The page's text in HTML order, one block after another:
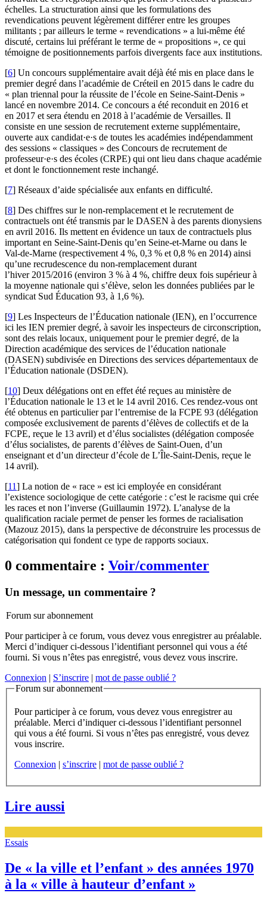
échelles. La structuration ainsi que les formulations des
revendications peuvent légèrement différer entre les groupes
militants ; par ailleurs le terme « revendications » a lui-même été
discuté, certains lui préférant le terme de « propositions », ce qui
témoigne de positionnements parfois divergents face aux institutions.
[6] Un concours supplémentaire avait déjà été mis en place dans le
premier degré dans l’académie de Créteil en 2015 dans le cadre du
« plan triennal pour la réussite de l’école en Seine-Saint-Denis »
lancé en novembre 2014. Ce concours a été reconduit en 2016 et
en 2017 et sera étendu en 2018 à l’académie de Versailles. Il
consiste en une session de recrutement externe supplémentaire,
ouverte aux candidat·e·s de toutes les académies indépendamment
des sessions « classiques » des Concours de recrutement de
professeur·e·s des écoles (CRPE) qui ont lieu dans chaque académie
et dont le fonctionnement reste inchangé.
[7] Réseaux d’aide spécialisée aux enfants en difficulté.
[8] Des chiffres sur le non-remplacement et le recrutement de
contractuels ont été transmis par le DASEN à des parents dionysiens
en avril 2016. Ils mettent en évidence un taux de contractuels plus
important en Seine-Saint-Denis qu’en Seine-et-Marne ou dans le
Val-de-Marne (respectivement 4 %, 0,3 % et 0,8 % en 2014) ainsi
qu’une recrudescence du non-remplacement durant
l’hiver 2015/2016 (environ 3 % à 4 %, chiffre deux fois supérieur à
la moyenne nationale qui s’élève, selon les données publiées par le
syndicat Sud Éducation 93, à 1,6 %).
[9] Les Inspecteurs de l’Éducation nationale (IEN), en l’occurrence
ici les IEN premier degré, à savoir les inspecteurs de circonscription,
sont des relais locaux, uniquement pour le premier degré, de la
Direction académique des services de l’éducation nationale
(DASEN) subdivisée en Directions des services départementaux de
l’Éducation nationale (DSDEN).
[10] Deux délégations ont en effet été reçues au ministère de
l’Éducation nationale le 13 et le 14 avril 2016. Ces rendez-vous ont
été obtenus en particulier par l’entremise de la FCPE 93 (délégation
composée exclusivement de parents d’élèves de collectifs et de la
FCPE, reçue le 13 avril) et d’élus socialistes (délégation composée
d’élus socialistes, de parents d’élèves de Saint-Ouen, d’un
enseignant et d’un directeur d’école de L’Île-Saint-Denis, reçue le
14 avril).
[11] La notion de « race » est ici employée en considérant
l’existence sociologique de cette catégorie : c’est le racisme qui crée
les races et non l’inverse (Guillaumin 1972). L’analyse de la
qualification raciale permet de penser les formes de racialisation
(Mazouz 2015), dans la perspective de déconstruire les processus de
catégorisation qui fondent ce type de rapports sociaux.
0 commentaire : Voir/commenter
Un message, un commentaire ?
Forum sur abonnement
Pour participer à ce forum, vous devez vous enregistrer au préalable.
Merci d’indiquer ci-dessous l’identifiant personnel qui vous a été
fourni. Si vous n’êtes pas enregistré, vous devez vous inscrire.
Connexion | S’inscrire | mot de passe oublié ?
Forum sur abonnement
Pour participer à ce forum, vous devez vous enregistrer au
préalable. Merci d’indiquer ci-dessous l’identifiant personnel
qui vous a été fourni. Si vous n’êtes pas enregistré, vous devez
vous inscrire.
Connexion | s’inscrire | mot de passe oublié ?
Lire aussi
Essais
De « la ville et l’enfant » des années 1970
à la « ville à hauteur d’enfant »